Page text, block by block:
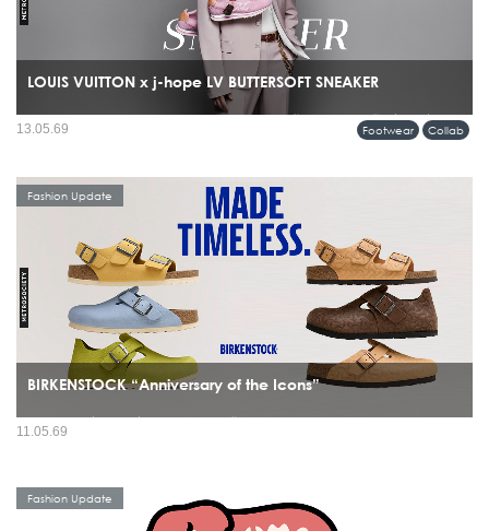
LOUIS VUITTON x j-hope LV BUTTERSOFT SNEAKER
รุ่นพิเศษร่วมกับ j-hope สมาชิกวง BTS โดยรองเท้าคู่นี้ไม่ได้ถูกสร้างขึ้นเพื่อแฟชั่น
Footwear Collab
13.05.69
BIRKENSTOCK “Anniversary of the Icons”
มีรองเท้าไม่กี่แบรนด์ที่สามารถข้ามผ่านทั้งยุคสมัย เทรนด์ และวัฒนธรรมได้โดยยังดู
Fashion Update
11.05.69
Fashion Update